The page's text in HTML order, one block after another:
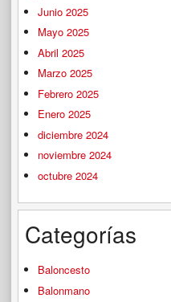
Junio 2025
Mayo 2025
Abril 2025
Marzo 2025
Febrero 2025
Enero 2025
diciembre 2024
noviembre 2024
octubre 2024
Categorías
Baloncesto
Balonmano